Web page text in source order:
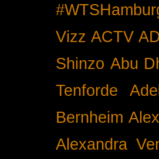
Vizz ACTV
Shinzo Abu
Tenforde
Bernheim
Alexandra